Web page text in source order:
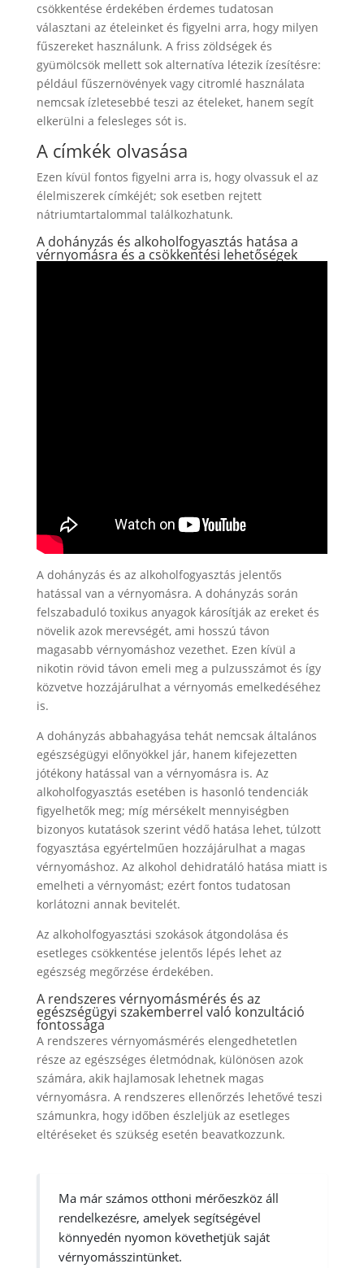
csökkentése érdekében érdemes tudatosan
választani az ételeinket és figyelni arra, hogy milyen
fűszereket használunk. A friss zöldségek és
gyümölcsök mellett sok alternatíva létezik ízesítésre:
például fűszernövények vagy citromlé használata
nemcsak ízletesebbé teszi az ételeket, hanem segít
elkerülni a felesleges sót is.
A címkék olvasása
Ezen kívül fontos figyelni arra is, hogy olvassuk el az
élelmiszerek címkéjét; sok esetben rejtett
nátriumtartalommal találkozhatunk.
A dohányzás és alkoholfogyasztás hatása a
vérnyomásra és a csökkentési lehetőségek
A dohányzás és az alkoholfogyasztás jelentős
hatással van a vérnyomásra. A dohányzás során
felszabaduló toxikus anyagok károsítják az ereket és
növelik azok merevségét, ami hosszú távon
magasabb vérnyomáshoz vezethet. Ezen kívül a
nikotin rövid távon emeli meg a pulzusszámot és így
közvetve hozzájárulhat a vérnyomás emelkedéséhez
is.
A dohányzás abbahagyása tehát nemcsak általános
egészségügyi előnyökkel jár, hanem kifejezetten
jótékony hatással van a vérnyomásra is. Az
alkoholfogyasztás esetében is hasonló tendenciák
figyelhetők meg; míg mérsékelt mennyiségben
bizonyos kutatások szerint védő hatása lehet, túlzott
fogyasztása egyértelműen hozzájárulhat a magas
vérnyomáshoz. Az alkohol dehidratáló hatása miatt is
emelheti a vérnyomást; ezért fontos tudatosan
korlátozni annak bevitelét.
Az alkoholfogyasztási szokások átgondolása és
esetleges csökkentése jelentős lépés lehet az
egészség megőrzése érdekében.
A rendszeres vérnyomásmérés és az
egészségügyi szakemberrel való konzultáció
fontossága
A rendszeres vérnyomásmérés elengedhetetlen
része az egészséges életmódnak, különösen azok
számára, akik hajlamosak lehetnek magas
vérnyomásra. A rendszeres ellenőrzés lehetővé teszi
számunkra, hogy időben észleljük az esetleges
eltéréseket és szükség esetén beavatkozzunk.
Ma már számos otthoni mérőeszköz áll
rendelkezésre, amelyek segítségével
könnyedén nyomon követhetjük saját
vérnyomásszintünket.